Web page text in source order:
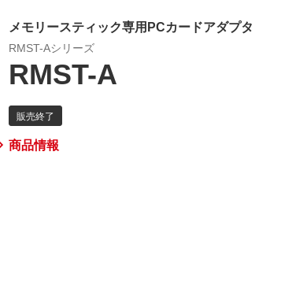
メモリースティック専用PCカードアダプタ
RMST-Aシリーズ
RMST-A
商品情報